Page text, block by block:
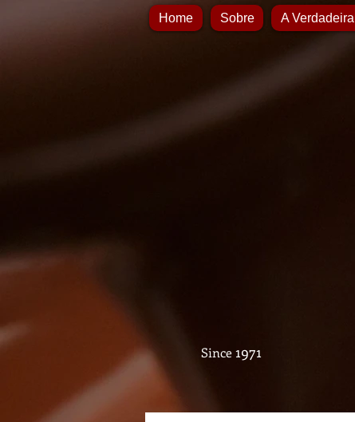
Home Sobre A
Since1971